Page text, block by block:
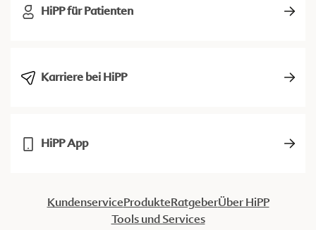
HiPP für Patienten
Karriere bei HiPP
HiPP App
KundenserviceProdukteRatgeberÜber HiPP
Tools und Services